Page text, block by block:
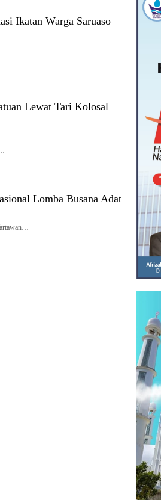
Ikatan Warga Saruaso
Lewat Tari Kolosal
Lomba Busana Adat